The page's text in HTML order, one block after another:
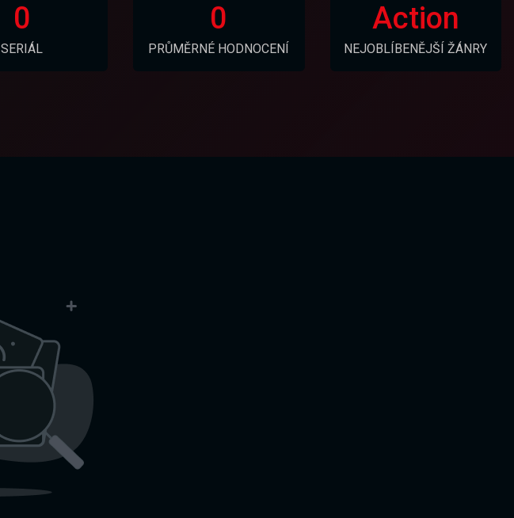
0
SERIÁL
0
PRŮMĚRNÉ HODNOCENÍ
Action
NEJOBLÍBENĚJŠÍ ŽÁNRY